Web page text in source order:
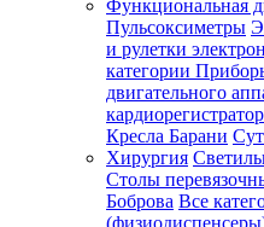
Функциональная
Пульсоксиметры
и рулетки
категории
двигательного
Кресла Барани
Хирургия
Столы
Боброва Все